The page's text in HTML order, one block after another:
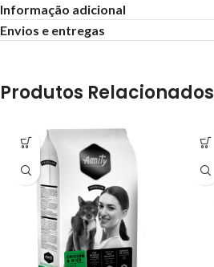
Informação adicional
Envios e entregas
Produtos Relacionados